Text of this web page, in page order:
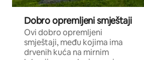
Dobro opremljeni smještaji
Ovi dobro opremljeni
smještaji, među kojima ima
drvenih kuća na mirnim